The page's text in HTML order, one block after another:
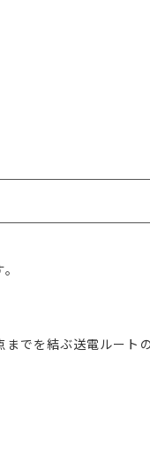
でを結ぶ送電ルートの